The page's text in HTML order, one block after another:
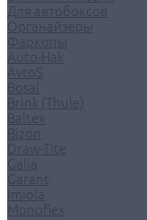
Для автобоксов
Органайзеры
Фаркопы
Auto-Hak
AvtoS
Bosal
Brink (Thule)
Baltex
Bizon
Draw-Tite
Galia
Garant
Imiola
Monoflex